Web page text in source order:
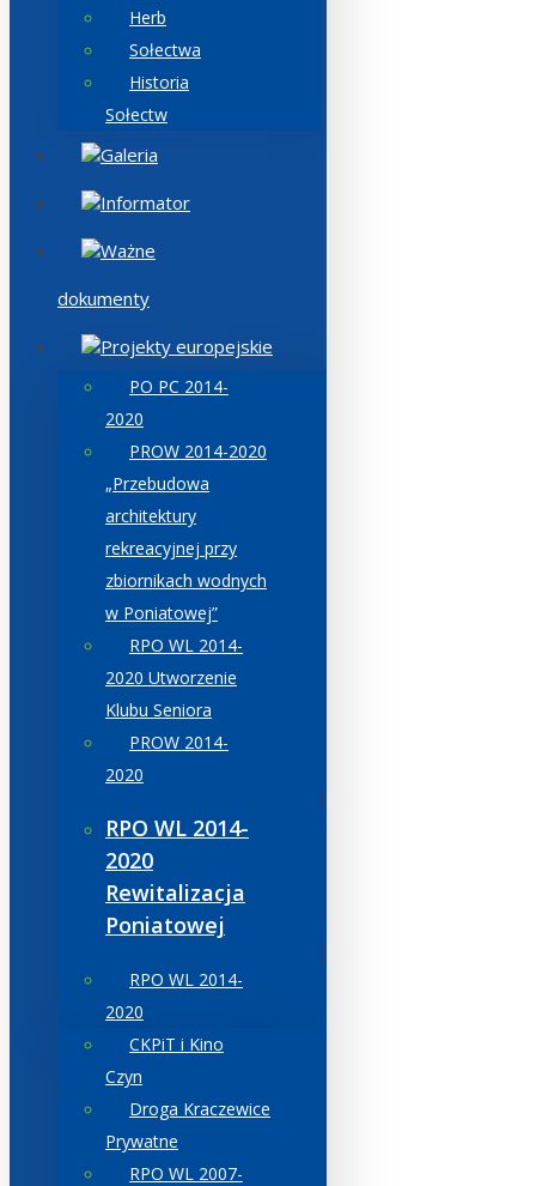
Herb
Sołectwa
Historia
Sołectw
Galeria
Informator
Ważne
dokumenty
Projekty europejskie
PO PC 2014-
2020
PROW 2014-2020
„Przebudowa
architektury
rekreacyjnej przy
zbiornikach wodnych
w Poniatowej”
RPO WL 2014-
2020 Utworzenie
Klubu Seniora
PROW 2014-
2020
RPO WL 2014-
2020
Rewitalizacja
Poniatowej
RPO WL 2014-
2020
CKPiT i Kino
Czyn
Droga Kraczewice
Prywatne
RPO WL 2007-